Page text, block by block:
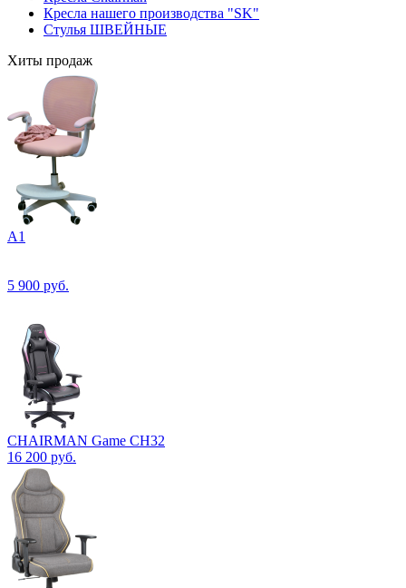
Кресла нашего производства "SK"
Стулья ШВЕЙНЫЕ
Хиты продаж
А1
5 900 руб.
CHAIRMAN Game CH32
16 200 руб.